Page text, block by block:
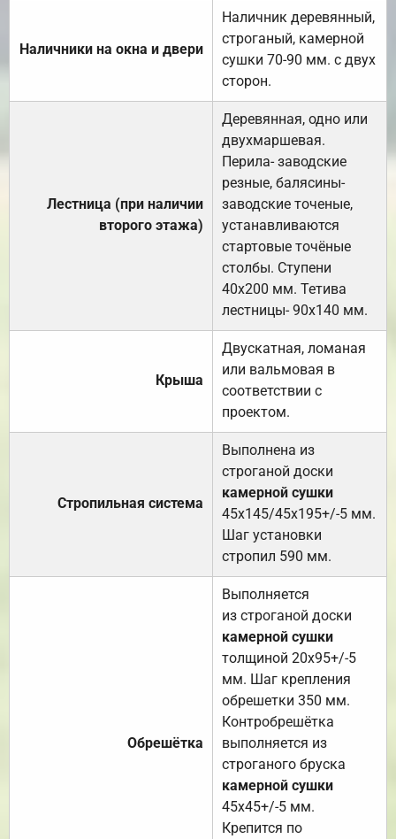
Наличники на окна и двери
Наличник деревянный,
строганый, камерной
сушки 70-90 мм. с двух
сторон.
Лестница (при наличии
второго этажа)
Деревянная, одно или
двухмаршевая.
Перила- заводские
резные, балясины-
заводские точеные,
устанавливаются
стартовые точёные
столбы. Ступени
40х200 мм. Тетива
лестницы- 90х140 мм.
Крыша
Двускатная, ломаная
или вальмовая в
соответствии с
проектом.
Стропильная система
Выполнена из
строганой доски
камерной сушки
45х145/45х195+/-5 мм.
Шаг установки
стропил 590 мм.
Обрешётка
Выполняется
из строганой доски
камерной сушки
толщиной 20х95+/-5
мм. Шаг крепления
обрешетки 350 мм.
Контробрешётка
выполняется из
строганого бруска
камерной сушки
45х45+/-5 мм.
Крепится по